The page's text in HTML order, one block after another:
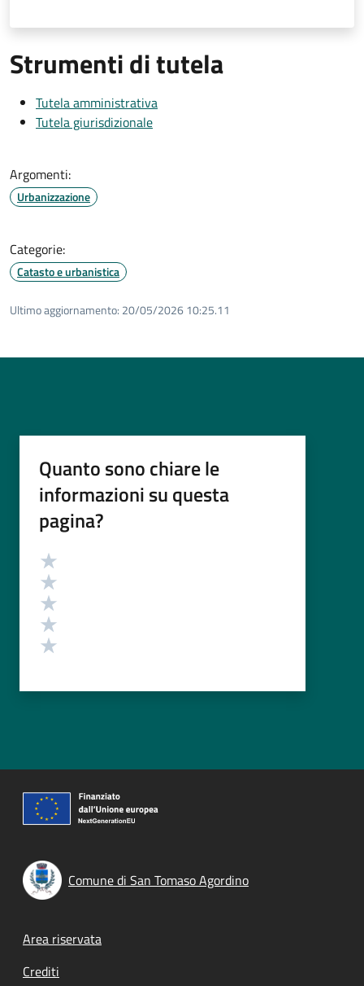
Strumenti di tutela
Tutela amministrativa
Tutela giurisdizionale
Argomenti:
Urbanizzazione
Categorie:
Catasto e urbanistica
Ultimo aggiornamento: 20/05/2026 10:25.11
Quanto sono chiare le
informazioni su questa
pagina?
Valutazione
Comune di San Tomaso Agordino
Footer menu
Area riservata
Crediti